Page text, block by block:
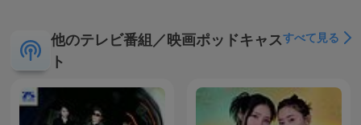
他のテレビ番組／映画ポッドキャス
ト
すべて見る